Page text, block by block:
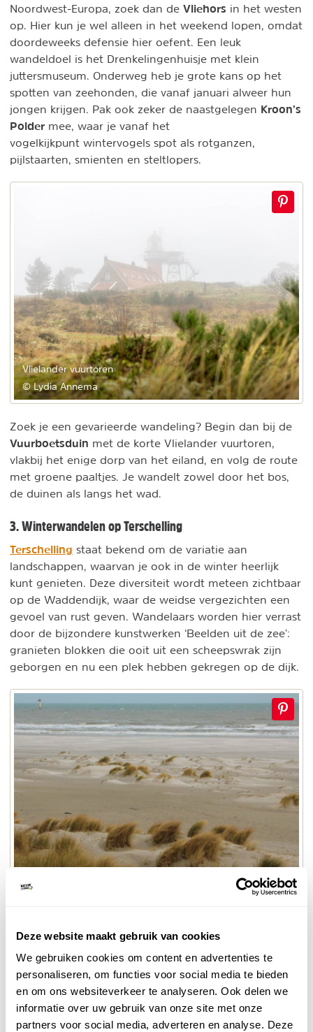
Deze website maakt gebruik van cookies
We gebruiken cookies om content en advertenties te
personaliseren, om functies voor social media te bieden
en om ons websiteverkeer te analyseren. Ook delen we
informatie over uw gebruik van onze site met onze
partners voor social media, adverteren en analyse. Deze
Noordwest-Europa, zoek dan de Vliehors in het westen
op. Hier kun je wel alleen in het weekend lopen, omdat
doordeweeks defensie hier oefent. Een leuk
wandeldoel is het Drenkelingenhuisje met klein
juttersmuseum. Onderweg heb je grote kans op het
spotten van zeehonden, die vanaf januari alweer hun
jongen krijgen. Pak ook zeker de naastgelegen Kroon’s
Polder mee, waar je vanaf het
vogelkijkpunt wintervogels spot als rotganzen,
pijlstaarten, smienten en steltlopers.
Vlielander vuurtoren
© Lydia Annema
Zoek je een gevarieerde wandeling? Begin dan bij de
Vuurboetsduin met de korte Vlielander vuurtoren,
vlakbij het enige dorp van het eiland, en volg de route
met groene paaltjes. Je wandelt zowel door het bos,
de duinen als langs het wad.
3. Winterwandelen op Terschelling
Terschelling staat bekend om de variatie aan
landschappen, waarvan je ook in de winter heerlijk
kunt genieten. Deze diversiteit wordt meteen zichtbaar
op de Waddendijk, waar de weidse vergezichten een
gevoel van rust geven. Wandelaars worden hier verrast
door de bijzondere kunstwerken ‘Beelden uit de zee’:
granieten blokken die ooit uit een scheepswrak zijn
geborgen en nu een plek hebben gekregen op de dijk.
Duingebied
De Boschplaat is een grote aanrader voor de winter,
Wat later in de winter spot je hier alweer de eerste
trekvogels. Ga de uitdaging aan en wandel naar het
Drenkelingenhuisje bij Paal 25. Je kunt heen over de
Boschplaat lopen en terug over het strand, of